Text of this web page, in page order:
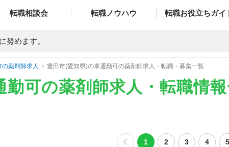
転職相談会 転職ノウハウ 転職お役立ちガイ
努めます。
の薬剤師求人 豊田市(愛知県)の車通勤可の薬剤師求人・転職・募集一覧
勤可の薬剤師求人・転職情
1 2 3 4 5